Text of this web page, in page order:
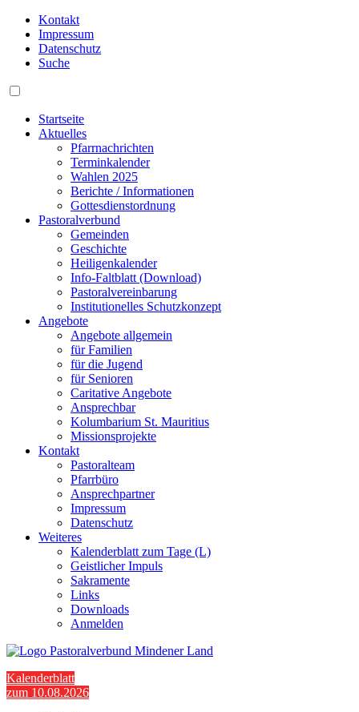
Kontakt
Impressum
Datenschutz
Suche
Startseite
Aktuelles
Pfarrnachrichten
Terminkalender
Wahlen 2025
Berichte / Informationen
Gottesdienstordnung
Pastoralverbund
Gemeinden
Geschichte
Heiligenkalender
Info-Faltblatt (Download)
Pastoralvereinbarung
Institutionelles Schutzkonzept
Angebote
Angebote allgemein
für Familien
für die Jugend
für Senioren
Caritative Angebote
Ansprechbar
Kolumbarium St. Mauritius
Missionsprojekte
Kontakt
Pastoralteam
Pfarrbüro
Ansprechpartner
Impressum
Datenschutz
Weiteres
Kalenderblatt zum Tage (L)
Geistlicher Impuls
Sakramente
Links
Downloads
Anmelden
Kalenderblatt
zum 10.08.2026